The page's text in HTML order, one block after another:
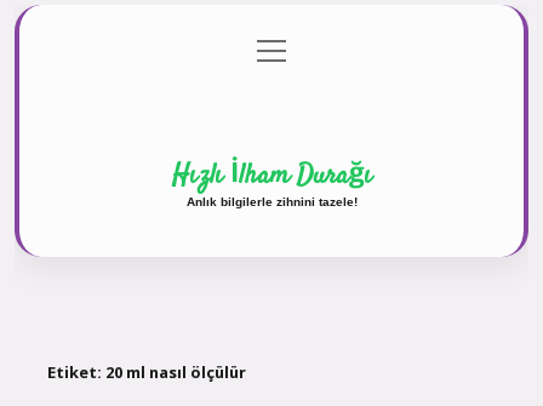
Gizlilik Politikası
menüyü
aç
Hızlı İlham Durağı
Anlık bilgilerle zihnini tazele!
Etiket: 20 ml nasıl ölçülür